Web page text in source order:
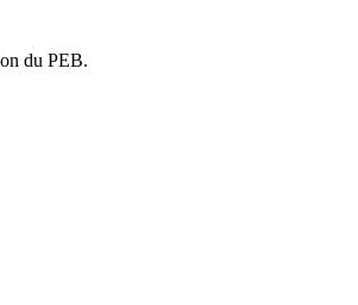
du PEB.